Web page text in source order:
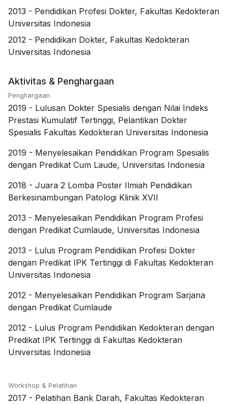
2013 - Pendidikan Profesi Dokter, Fakultas Kedokteran
Universitas Indonesia
2012 - Pendidikan Dokter, Fakultas Kedokteran
Universitas Indonesia
Aktivitas & Penghargaan
Penghargaan
2019 - Lulusan Dokter Spesialis dengan Nilai Indeks
Prestasi Kumulatif Tertinggi, Pelantikan Dokter
Spesialis Fakultas Kedokteran Universitas Indonesia
2019 - Menyelesaikan Pendidikan Program Spesialis
dengan Predikat Cum Laude, Universitas Indonesia
2018 - Juara 2 Lomba Poster Ilmiah Pendidikan
Berkesinambungan Patologi Klinik XVII
2013 - Menyelesaikan Pendidikan Program Profesi
dengan Predikat Cumlaude, Universitas Indonesia
2013 - Lulus Program Pendidikan Profesi Dokter
dengan Predikat IPK Tertinggi di Fakultas Kedokteran
Universitas Indonesia
2012 - Menyelesaikan Pendidikan Program Sarjana
dengan Predikat Cumlaude
2012 - Lulus Program Pendidikan Kedokteran dengan
Predikat IPK Tertinggi di Fakultas Kedokteran
Universitas Indonesia
Workshop & Pelatihan
2017 - Pelatihan Bank Darah, Fakultas Kedokteran